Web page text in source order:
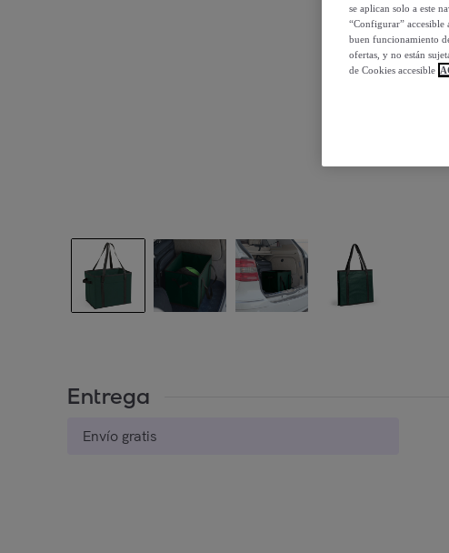
Entrega
Envío gratis
se aplican solo a este
“Configurar” accesible
buen funcionamiento
ofertas, y no están
de Cookies accesible